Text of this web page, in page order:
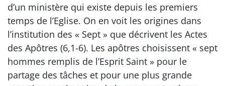
d’un ministère qui existe depuis les premiers
temps de l’Eglise. On en voit les origines dans
l’institution des « Sept » que décrivent les Actes
des Apôtres (6,1-6). Les apôtres choisissent « sept
hommes remplis de l’Esprit Saint » pour le
partage des tâches et pour une plus grande